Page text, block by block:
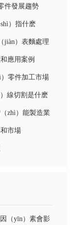
件發展趨勢
）鍵點
）指什麽
jiàn）表麵處理
應用案例
零件加工市場
線切割是什麽
zhì）能製造業
市場
（yīn）素會影